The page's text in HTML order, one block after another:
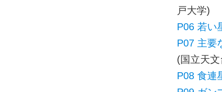
戸大学)
P06 若い
P07 主要
(国立天
P08 食連